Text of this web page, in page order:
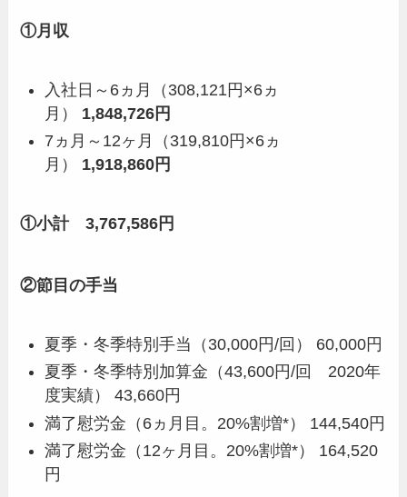
①月収
入社日～6ヵ月（308,121円×6ヵ
月） 1,848,726円
7ヵ月～12ヶ月（319,810円×6ヵ
月）
1,918,860円
①小計 3,767,586円
②節目の手当
夏季・冬季特別手当（30,000円/回） 60,000円
夏季・冬季特別加算金（43,600円/回 2020年
度実績） 43,660円
満了慰労金（6ヵ月目。20%割増*） 144,540円
満了慰労金（12ヶ月目。20%割増*） 164,520
円